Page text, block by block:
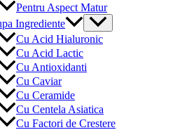
Pentru Aspect Matur
Ingrediente
Menu
Toggle
Cu Acid Hialuronic
Cu Acid Lactic
Cu Antioxidanti
Cu Caviar
Cu Ceramide
Cu Centela Asiatica
Cu Factori de Crestere